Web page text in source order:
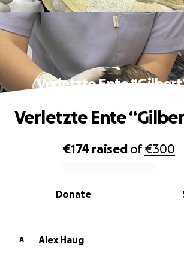
Verletzte Ente
0% complete
€174 raised of€300
Donate
Verletzte Ente
A
Alex Haug